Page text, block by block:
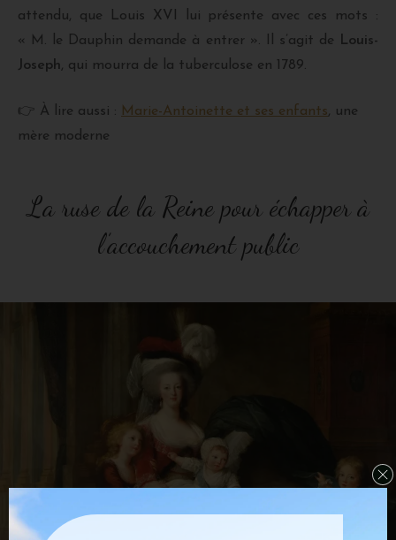
attendu, que Louis XVI lui présente avec ces mots :
« M. le Dauphin demande à entrer ». Il s’agit de Louis-
Joseph, qui mourra de la tuberculose en 1789.
👉 À lire aussi : Marie-Antoinette et ses enfants, une
mère moderne
La ruse de la Reine pour échapper à
l’accouchement public